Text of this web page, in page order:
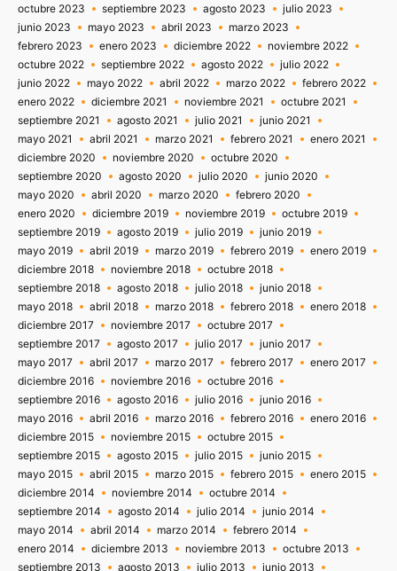
octubre 2023
septiembre 2023 agosto 2023
julio 2023
junio 2023
mayo 2023 abril 2023
marzo 2023
febrero 2023
enero 2023 diciembre 2022
noviembre 2022
octubre 2022
septiembre 2022 agosto 2022
julio 2022
junio 2022
mayo 2022 abril 2022 marzo 2022
febrero 2022
enero 2022
diciembre 2021 noviembre 2021
octubre 2021
septiembre 2021
agosto 2021 julio 2021
junio 2021
mayo 2021
abril 2021 marzo 2021 febrero 2021
enero 2021
diciembre 2020
noviembre 2020
octubre 2020
septiembre 2020
agosto 2020 julio 2020
junio 2020
mayo 2020
abril 2020 marzo 2020
febrero 2020
enero 2020
diciembre 2019 noviembre 2019
octubre 2019
septiembre 2019
agosto 2019 julio 2019
junio 2019
mayo 2019
abril 2019 marzo 2019 febrero 2019
enero 2019
diciembre 2018
noviembre 2018
octubre 2018
septiembre 2018
agosto 2018 julio 2018
junio 2018
mayo 2018
abril 2018 marzo 2018 febrero 2018
enero 2018
diciembre 2017
noviembre 2017
octubre 2017
septiembre 2017
agosto 2017 julio 2017
junio 2017
mayo 2017
abril 2017 marzo 2017 febrero 2017
enero 2017
diciembre 2016
noviembre 2016
octubre 2016
septiembre 2016
agosto 2016 julio 2016
junio 2016
mayo 2016
abril 2016 marzo 2016 febrero 2016
enero 2016
diciembre 2015
noviembre 2015
octubre 2015
septiembre 2015
agosto 2015 julio 2015
junio 2015
mayo 2015
abril 2015 marzo 2015 febrero 2015
enero 2015
diciembre 2014
noviembre 2014
octubre 2014
septiembre 2014
agosto 2014 julio 2014
junio 2014
mayo 2014
abril 2014 marzo 2014
febrero 2014
enero 2014
diciembre 2013 noviembre 2013
octubre 2013
septiembre 2013
agosto 2013 julio 2013 junio 2013